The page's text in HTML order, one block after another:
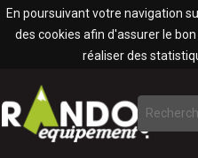
En poursuivant votre navigation
des cookies afin d'assurer le
réaliser des
Panneau de gestion des cookies